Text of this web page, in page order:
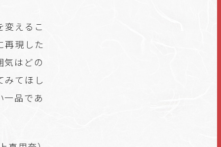
変えるこ
再現した
気はどの
みてほし
一品であ